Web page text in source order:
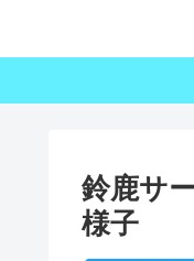
鈴鹿サ
様子